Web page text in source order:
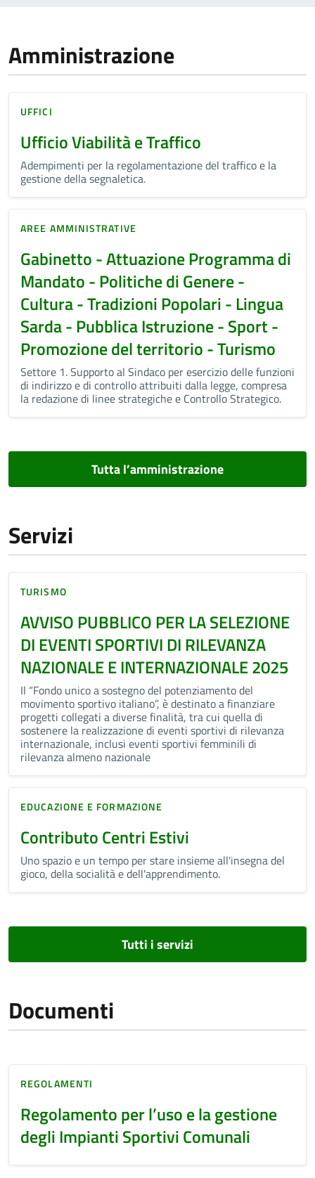
Amministrazione
UFFICI
Ufficio Viabilità e Traffico
Adempimenti per la regolamentazione del traffico e la
gestione della segnaletica.
AREE AMMINISTRATIVE
Gabinetto - Attuazione Programma di
Mandato - Politiche di Genere -
Cultura - Tradizioni Popolari - Lingua
Sarda - Pubblica Istruzione - Sport -
Promozione del territorio - Turismo
Settore 1. Supporto al Sindaco per esercizio delle funzioni
di indirizzo e di controllo attribuiti dalla legge, compresa
la redazione di linee strategiche e Controllo Strategico.
Tutta l’amministrazione
Servizi
TURISMO
AVVISO PUBBLICO PER LA SELEZIONE
DI EVENTI SPORTIVI DI RILEVANZA
NAZIONALE E INTERNAZIONALE 2025
Il “Fondo unico a sostegno del potenziamento del
movimento sportivo italiano”, è destinato a finanziare
progetti collegati a diverse finalità, tra cui quella di
sostenere la realizzazione di eventi sportivi di rilevanza
internazionale, inclusi eventi sportivi femminili di
rilevanza almeno nazionale
EDUCAZIONE E FORMAZIONE
Contributo Centri Estivi
Uno spazio e un tempo per stare insieme all'insegna del
gioco, della socialità e dell'apprendimento.
Tutti i servizi
Documenti
REGOLAMENTI
Regolamento per l’uso e la gestione
degli Impianti Sportivi Comunali